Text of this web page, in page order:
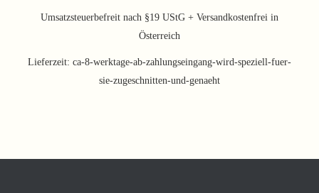
Umsatzsteuerbefreit nach §19 UStG + Versandkostenfrei in
Österreich
Lieferzeit: ca-8-werktage-ab-zahlungseingang-wird-speziell-fuer-
sie-zugeschnitten-und-genaeht